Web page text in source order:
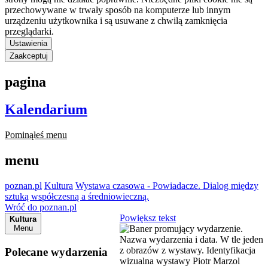
przechowywane w trwały sposób na komputerze lub innym
urządzeniu użytkownika i są usuwane z chwilą zamknięcia
przeglądarki.
Ustawienia
Zaakceptuj
pagina
Kalendarium
Pominąłeś menu
menu
poznan.pl Kultura Wystawa czasowa - Powiadacze. Dialog między
sztuką współczesną a średniowieczną.
Wróć do poznan.pl
Kultura
Menu
Polecane wydarzenia
Powiększ tekst